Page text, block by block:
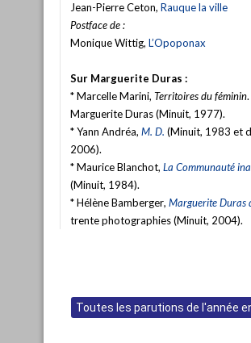
Jean-Pierre Ceton, Rauque la ville
Postface de :
Monique Wittig, L’Opoponax
Sur Marguerite Duras :
* Marcelle Marini, Territoires du féminin
Marguerite Duras (Minuit, 1977).
* Yann Andréa, M. D. (Minuit, 1983 et
2006).
* Maurice Blanchot, La Communauté
(Minuit, 1984).
* Hélène Bamberger, Marguerite Duras
trente photographies (Minuit, 2004).
Toutes les parutions de l'année